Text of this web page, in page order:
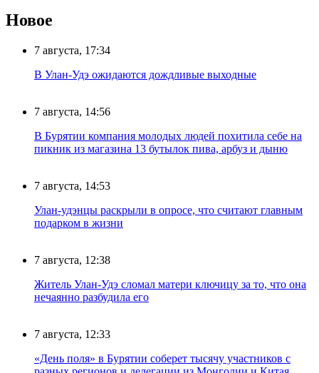
Новое
7 августа, 17:34
В Улан-Удэ ожидаются дождливые выходные
7 августа, 14:56
В Бурятии компания молодых людей похитила себе на
пикник из магазина 13 бутылок пива, арбуз и дыню
7 августа, 14:53
Улан-удэнцы раскрыли в опросе, что считают главным
подарком в жизни
7 августа, 12:38
Житель Улан-Удэ сломал матери ключицу за то, что она
нечаянно разбудила его
7 августа, 12:33
«День поля» в Бурятии соберет тысячу участников с